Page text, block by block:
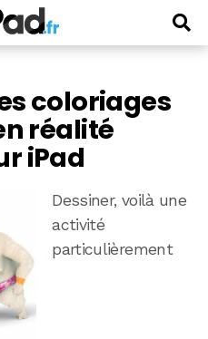
coloriages
réalité
iPad
Dessiner, voilà une
activité
particulièrement